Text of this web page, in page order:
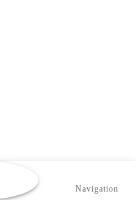
Navigation